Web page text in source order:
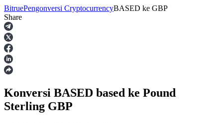
Berjangka
BitruePengonversi CryptocurrencyBASED ke GBP
Share
Konversi BASED based ke Pound
Sterling GBP